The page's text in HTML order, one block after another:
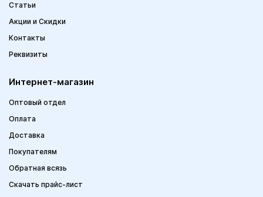
Статьи
Акции и Скидки
Контакты
Реквизиты
Интернет-магазин
Оптовый отдел
Оплата
Доставка
Покупателям
Обратная всязь
Скачать прайс-лист